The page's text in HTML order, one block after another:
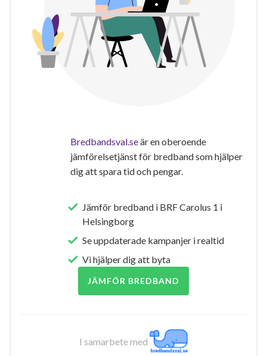
Bredbandsval.seär en oberoende
jämförelsetjänst för bredband som hjälper
dig att spara tid och pengar.
Jämför bredband i BRF Carolus 1 i
Helsingborg
Se uppdaterade kampanjer i realtid
Vi hjälper dig att byta
JÄMFÖR BREDBAND
I samarbete med